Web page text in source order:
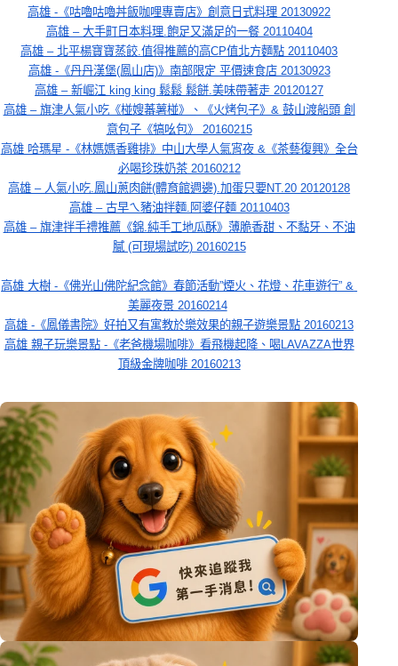
高雄 -《咕嚕咕嚕丼飯咖哩專賣店》創意日式料理 20130922
高雄 – 大手町日本料理.飽足又滿足的一餐 20110404
高雄 – 北平楊寶寶蒸餃.值得推薦的高CP值北方麵點 20110403
高雄 -《丹丹漢堡(鳳山店)》南部限定 平價速食店 20130923
高雄 – 新崛江 king king 鬆鬆 鬆餅.美味帶著走 20120127
高雄 – 旗津人氣小吃《椪嫂蕃薯椪》、《火烤包子》& 鼓山渡船頭 創
意包子《犒吆包》 20160215
高雄 哈瑪星 -《林媽媽香雞排》中山大學人氣宵夜 &《茶藝復興》全台
必喝珍珠奶茶 20160212
高雄 – 人氣小吃.鳳山蔥肉餅(體育館週邊).加蛋只要NT.20 20120128
高雄 – 古早ㄟ豬油拌麵.阿婆仔麵 20110403
高雄 – 旗津拌手禮推薦《錦.純手工地瓜酥》薄脆香甜、不黏牙、不油
膩 (可現場試吃) 20160215
高雄 大樹 -《佛光山佛陀紀念館》春節活動”煙火、花燈、花車遊行” &
美麗夜景 20160214
高雄 -《鳳儀書院》好拍又有寓教於樂效果的親子遊樂景點 20160213
高雄 親子玩樂景點 -《老爸機場咖啡》看飛機起降、喝LAVAZZA世界
頂級金牌咖啡 20160213